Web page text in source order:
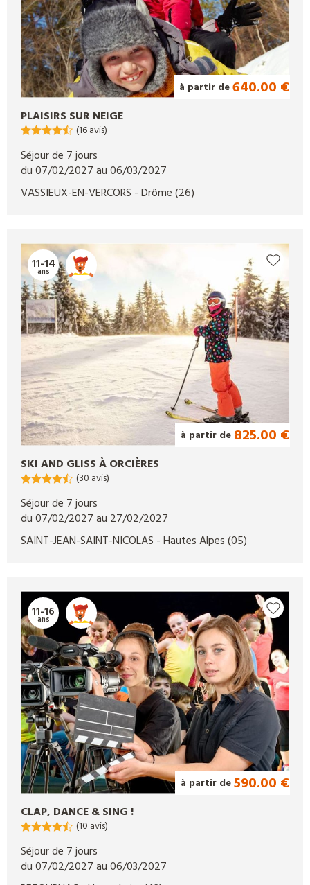
à partir de640.00 €
PLAISIRS SUR NEIGE
(16 avis)
Séjour de 7 jours
du 07/02/2027 au 06/03/2027
VASSIEUX-EN-VERCORS - Drôme(26)
11-14
ans
à partir de 825.00 €
SKI AND GLISS À ORCIÈRES
(30 avis)
Séjour de 7 jours
du 07/02/2027 au 27/02/2027
SAINT-JEAN-SAINT-NICOLAS - Hautes Alpes(05)
11-16
ans
à partir de590.00 €
CLAP, DANCE & SING !
(10 avis)
Séjour de 7 jours
du 07/02/2027 au 06/03/2027